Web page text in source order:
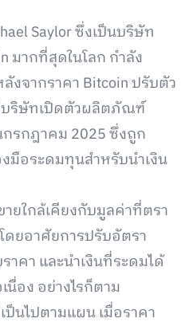
Saylor ซึ่งเป็นบริษัท
มากที่สุดในโลก กำลัง
งจากราคา Bitcoin ปรับตัว
บริษัทเปิดตัวผลิตภัณฑ์
กรกฎาคม 2025 ซึ่งถูก
มือระดมทุนสำหรับนำเงิน
ยใกล้เคียงกับมูลค่าที่ตรา
ดยอาศัยการปรับอัตรา
าคา และนำเงินที่ระดมได้
นื่อง อย่างไรก็ตาม
นไปตามแผน เมื่อราคา